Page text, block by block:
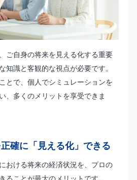
ご自身の将来を見える化する重要
知識と客観的な視点が必要です。
とで、個人でシミュレーションを
、多くのメリットを享受できま
確に「見える化」できる
おける将来の経済状況を、プロの